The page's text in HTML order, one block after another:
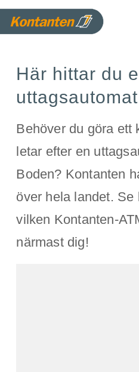
Här hittar du
Behöver du göra ett
letar efter en
Boden? Kontanten
över hela landet. Se
vilken Kontanten-
närmast dig!